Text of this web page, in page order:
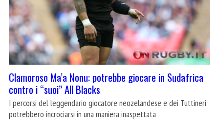
Clamoroso Ma’a Nonu: potrebbe giocare in Sudafrica
contro i “suoi” All Blacks
I percorsi del leggendario giocatore neozelandese e dei Tuttineri
potrebbero incrociarsi in una maniera inaspettata